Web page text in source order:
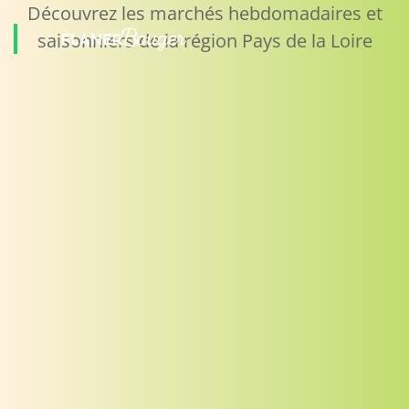
Découvrez les marchés hebdomadaires et
saisonniers de la région Pays de la Loire